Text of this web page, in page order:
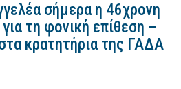
σήμερα η 46χρονη
τη φονική επίθεση –
κρατητήρια της ΓΑΔΑ